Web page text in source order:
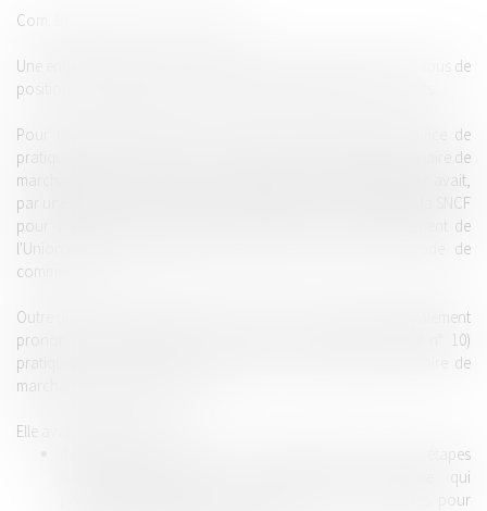
Com. 9 juin 2021, F-D, n° 19-10.943
Une entreprise détenant une position dominante commet un abus de
position dominante lorsqu'elle fixe des prix inférieurs à ses coûts.
Pour rappel, l'Autorité de la concurrence s'était saisie d'office de
pratiques mises en oeuvre dans le secteur du transport ferroviaire de
marchandises, saisine jointe à la plainte de la société ECR et avait,
par une décision n° 12-D-25 du 18 décembre 2012, condamné la SNCF
pour violation de l'article 102 du Traité sur le fonctionnement de
l'Union européenne (TFUE) et de l'article L. 420-2 du code de
commerce.
Outre une amende de 60,9 millions d'euros, l'Autorité avait également
prononcé des injonctions au titre des prix d'éviction (grief n° 10)
pratiqués par la SNCF sur le marché du transport ferroviaire de
marchandises par train massif.
Elle avait enjoint la SNCF :
de mettre en place dans un délai de 18 mois, par étapes
successives précises, une comptabilité analytique qui
permettra d’identifier précisément les coûts supportés pour